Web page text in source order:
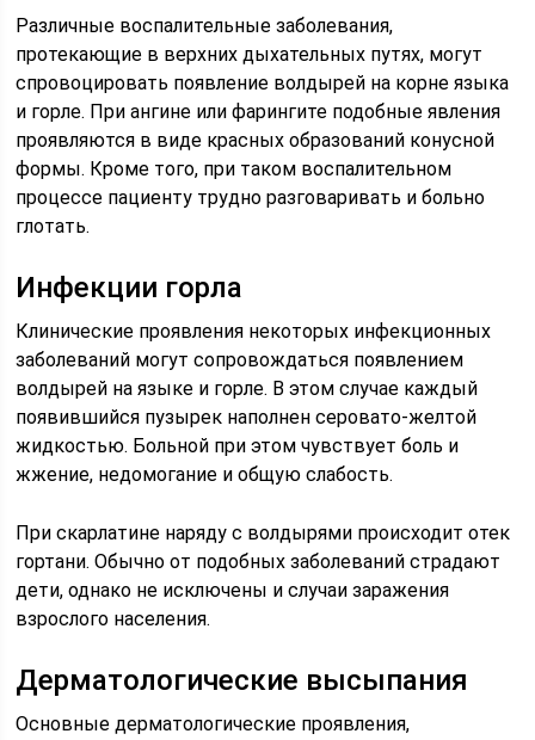
Различные воспалительные заболевания,
протекающие в верхних дыхательных путях, могут
спровоцировать появление волдырей на корне языка
и горле. При ангине или фарингите подобные явления
проявляются в виде красных образований конусной
формы. Кроме того, при таком воспалительном
процессе пациенту трудно разговаривать и больно
глотать.
Инфекции горла
Клинические проявления некоторых инфекционных
заболеваний могут сопровождаться появлением
волдырей на языке и горле. В этом случае каждый
появившийся пузырек наполнен серовато-желтой
жидкостью. Больной при этом чувствует боль и
жжение, недомогание и общую слабость.
При скарлатине наряду с волдырями происходит отек
гортани. Обычно от подобных заболеваний страдают
дети, однако не исключены и случаи заражения
взрослого населения.
Дерматологические высыпания
Основные дерматологические проявления,